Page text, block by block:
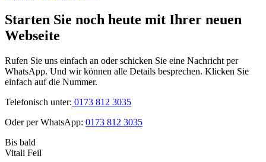
Starten Sie noch heute mit Ihrer neuen
Webseite
Rufen Sie uns einfach an oder schicken Sie eine Nachricht per
WhatsApp. Und wir können alle Details besprechen. Klicken Sie
einfach auf die Nummer.
Telefonisch unter: 0173 812 3035
Oder per WhatsApp: 0173 812 3035
Bis bald
Vitali Feil